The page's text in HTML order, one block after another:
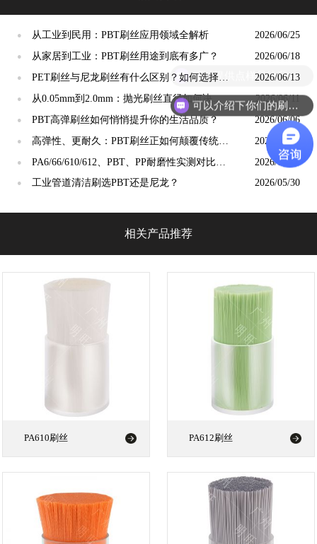
● 从工业到民用：PBT刷丝应用领域全解析 2026/06/25
● 从家居到工业：PBT刷丝用途到底有多广？ 2026/06/18
●
PET刷丝与尼龙刷丝有什么区别？如何选择更
合适？
2026/06/13
●
从0.05mm到2.0mm：抛光刷丝直径如何决定
抛光精度？
2026/06/11
● PBT高弹刷丝如何悄悄提升你的生活品质？ 2026/06/06
●
高弹性、更耐久：PBT刷丝正如何颠覆传统清
洁工具市场？
2026/06/05
●
PA6/66/610/612、PBT、PP耐磨性实测对比：
谁才是"耐磨之王"？
2026/06/04
● 工业管道清洁刷选PBT还是尼龙？ 2026/05/30
相关产品推荐
PA610刷丝 PA612刷丝
可以提供点样品给我吗？